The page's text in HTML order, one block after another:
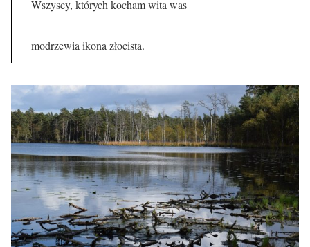
Wszyscy, których kocham wita was
modrzewia ikona złocista.